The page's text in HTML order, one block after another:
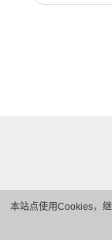
本站点使用Cookies，